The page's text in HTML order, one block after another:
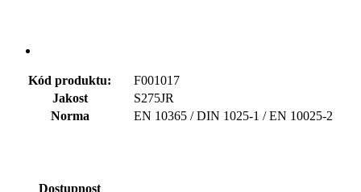
Kód produktu:
F001017
Jakost
S275JR
Norma
EN 10365 / DIN 1025-1 / EN 10025-2
Dostupnost